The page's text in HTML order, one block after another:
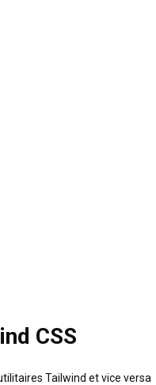
CSS
Tailwind et vice versa